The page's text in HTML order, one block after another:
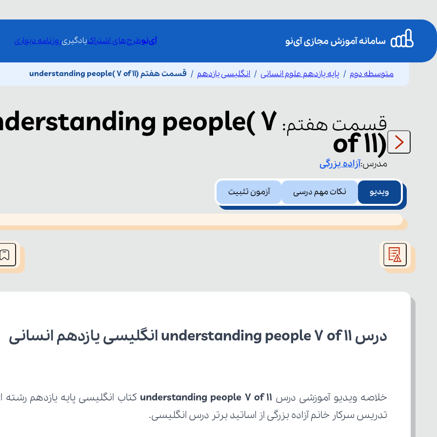
آی‌نوطرح‌های اشتراکیادگیریروزنامه دیواری
متوسطه دوم پایه یازدهم علوم انسانی انگلیسی یازدهم قسمت هفتم understanding people( 7 of 11)
قسمت هفتم:
people( 7
of 11)
مدرس:آزادهبزرگی
ویدیو نکات مهم درسی آزمون تثبیت
This
is
window.
درس understanding people 7 of 11 انگلیسی یازدهم انسانی
خلاصه ویدیو آموزشی درس understanding people 7 of 11
تدریس سرکار خانم آزاده بزرگی از اساتید برتر درس انگلیسی.